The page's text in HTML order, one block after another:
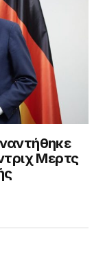
Μερτς